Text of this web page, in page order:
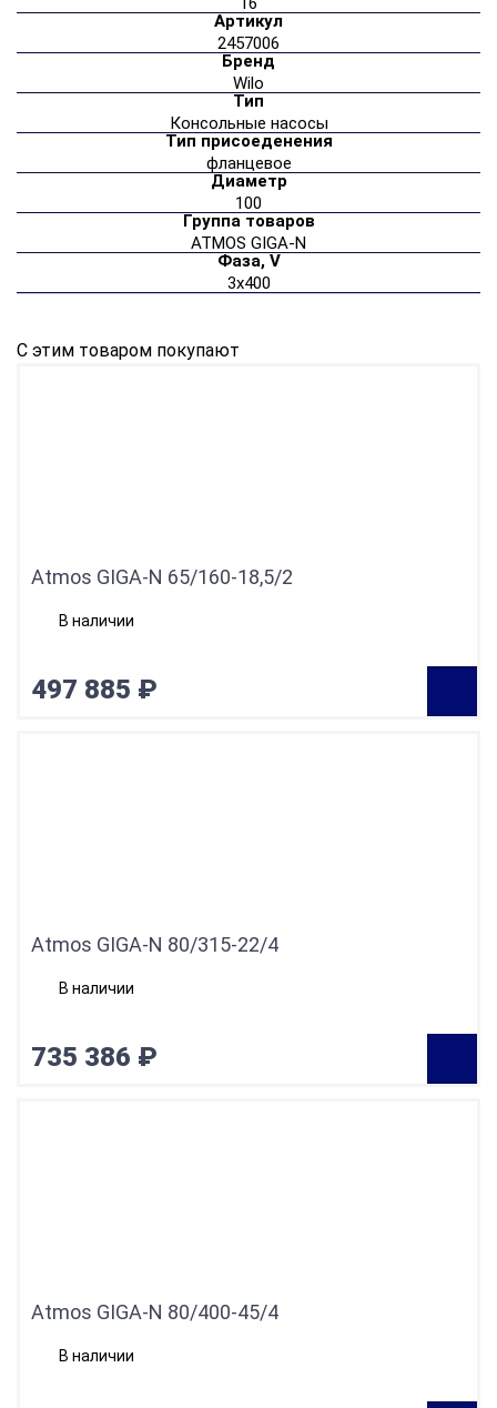
Артикул
2457006
Бренд
Wilo
Тип
Консольные насосы
Тип присоеденения
фланцевое
Диаметр
100
Группа товаров
ATMOS GIGA-N
Фаза, V
3х400
С этим товаром покупают
Atmos GIGA-N 65/160-18,5/2
В наличии
497 885 ₽
Atmos GIGA-N 80/315-22/4
В наличии
735 386 ₽
Atmos GIGA-N 80/400-45/4
В наличии